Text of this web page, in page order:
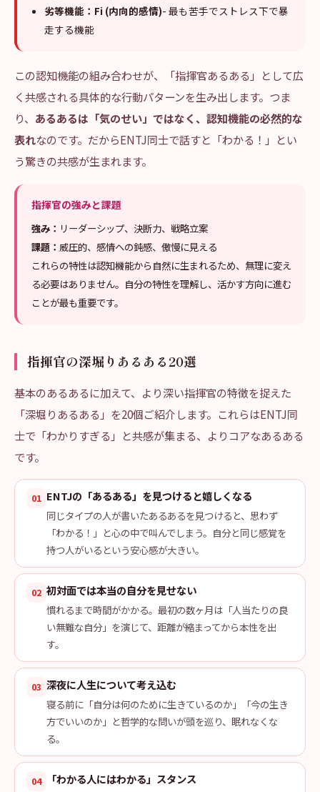
劣等機能：Fi (内向的感情)- 最も苦手でストレス下で暴
走する機能
この認知機能の組み合わせが、「指揮官あるある」として広
く共感される具体的な行動パターンを生み出します。つま
り、 あるあるは「気のせい」ではなく、認知機能の必然的な
表れなのです。だからENTJ同士で話すと「わかる！」とい
う驚きの共感が生まれます。
指揮官の強みと課題
強み： リーダーシップ、決断力、戦略立案
課題： 威圧的、感情への鈍感、傲慢に見える
これらの特性は認知機能から自然に生まれるため、無理に変え
る必要はありません。自分の特性を理解し、活かす方向に進む
ことが最も重要です。
指揮官の深堀りあるある20選
基本のあるあるに加えて、より深い指揮官の特徴を捉えた
「深堀りあるある」を20個ご紹介します。これらはENTJ同
士で「わかりすぎる」と共感が集まる、よりコアなあるある
です。
01 ENTJの「あるある」を見つけると嬉しくなる
同じタイプの人が書いたあるあるを見つけると、思わず
「わかる！」と心の中で叫んでしまう。自分と同じ感覚を
持つ人がいるという安心感が大きい。
02 初対面では本当の自分を見せない
慣れるまで時間がかかる。最初の数ヶ月は「人当たりの良
い無難な自分」を演じて、距離が縮まってから本性を出
す。
03 深夜に人生について考え込む
寝る前に「自分は何のために生きているのか」「今の生き
方でいいのか」と哲学的な問いが頭を巡り、眠れなくな
る。
04 「わかる人にはわかる」スタンス